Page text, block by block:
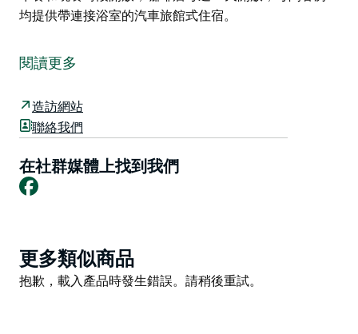
均提供帶連接浴室的汽車旅館式住宿。
Cobar 鎮。
時段開放，咖啡店每週 7 天開放，每間客房均提供帶連
接浴室的汽車旅館式住宿。
閱讀更多
造訪網站
聯絡我們
在社群媒體上找到我們
Facebook
Product
List
更多類似商品
Product
抱歉，載入產品時發生錯誤。請稍後重試。